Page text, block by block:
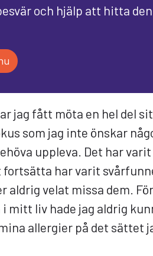
och hjälp att hitta
jag fått möta en hel del
som jag inte önskar
uppleva. Det har
har varit
aldrig velat missa dem.
mitt liv hade jag aldrig
allergier på det sättet